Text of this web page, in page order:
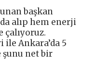
başkan
alıp hem enerji
çalıyoruz.
Ankara’da 5
şunu net bir